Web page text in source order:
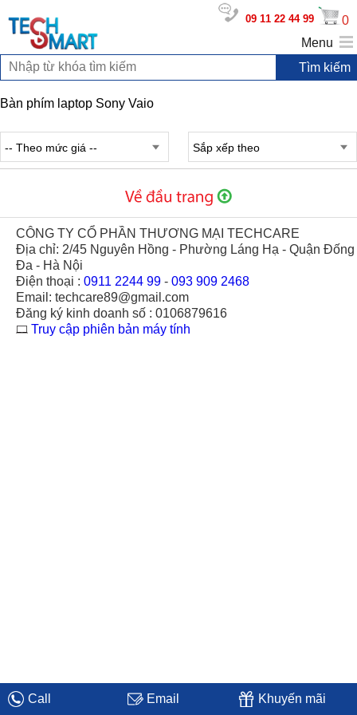
09 11 22 44 99
0
Menu
Bàn phím laptop Sony Vaio
-- Theo mức giá -- Sắp xếp theo
CÔNG TY CỔ PHẦN THƯƠNG MẠI TECHCARE
Địa chỉ: 2/45 Nguyên Hồng - Phường Láng Hạ - Quận Đống
Đa - Hà Nội
Điện thoại : 0911 2244 99 - 093 909 2468
Email: techcare89@gmail.com
Đăng ký kinh doanh số : 0106879616
Truy cập phiên bản máy tính
Khuyến mãi
Call Email